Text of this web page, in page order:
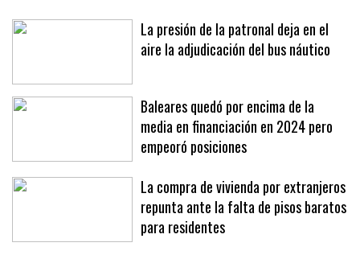
La presión de la patronal deja en el
aire la adjudicación del bus náutico
Baleares quedó por encima de la
media en financiación en 2024 pero
empeoró posiciones
La compra de vivienda por extranjeros
repunta ante la falta de pisos baratos
para residentes